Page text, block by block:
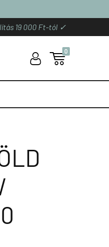
19 000 Ft-tól ✓
U 
0